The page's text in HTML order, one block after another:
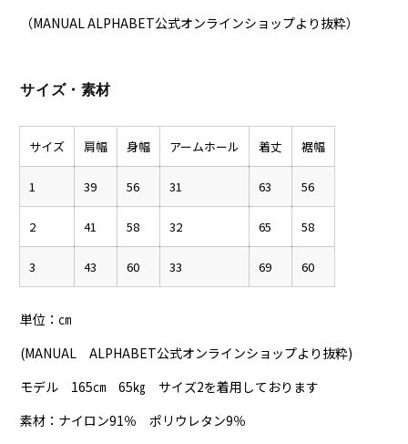
（MANUAL ALPHABET公式オンラインショップより抜粋）
サイズ・素材
サイズ 肩幅 身幅 アームホール 着丈 裾幅
1 39 56 31 63 56
2 41 58 32 65 58
3 43 60 33 69 60
単位：㎝
(MANUAL ALPHABET公式オンラインショップより抜粋)
モデル 165㎝ 65㎏ サイズ2を着用しております
素材：ナイロン91％ ポリウレタン9％